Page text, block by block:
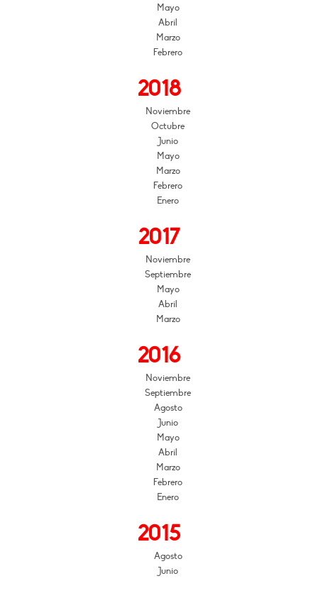
Mayo
Abril
Marzo
Febrero
2018
Noviembre
Octubre
Junio
Mayo
Marzo
Febrero
Enero
2017
Noviembre
Septiembre
Mayo
Abril
Marzo
2016
Noviembre
Septiembre
Agosto
Junio
Mayo
Abril
Marzo
Febrero
Enero
2015
Agosto
Junio